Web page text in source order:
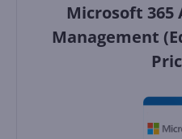
Microsoft 365
Management